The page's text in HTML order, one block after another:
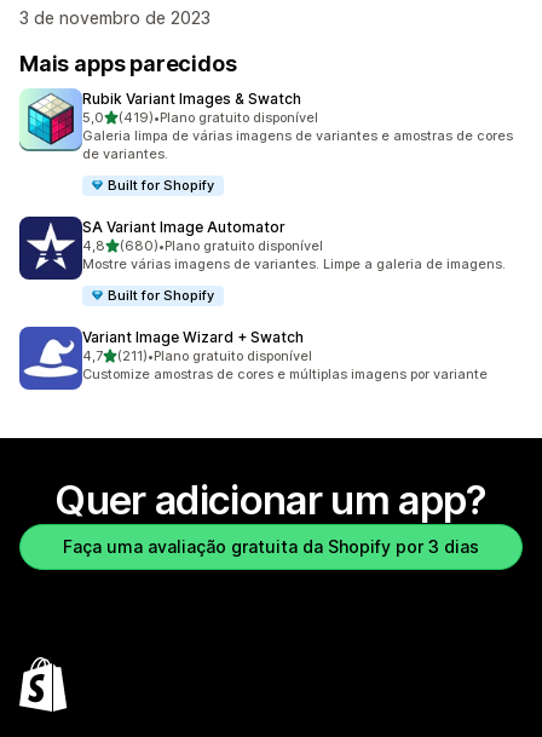
3 de novembro de 2023
Mais apps parecidos
Rubik Variant Images & Swatch
5,0de 5 estrelas
(419)
419 avaliações ao todo
•Plano gratuito disponível
Galeria limpa de várias imagens de variantes e amostras de cores
de variantes.
Built for Shopify
SA Variant Image Automator
4,8de 5 estrelas
(680)
680 avaliações ao todo
•Plano gratuito disponível
Mostre várias imagens de variantes. Limpe a galeria de imagens.
Built for Shopify
Variant Image Wizard + Swatch
4,7de 5 estrelas
(211)
211 avaliações ao todo
•Plano gratuito disponível
Customize amostras de cores e múltiplas imagens por variante
Quer adicionar um app?
Faça uma avaliação gratuita da Shopify por 3 dias